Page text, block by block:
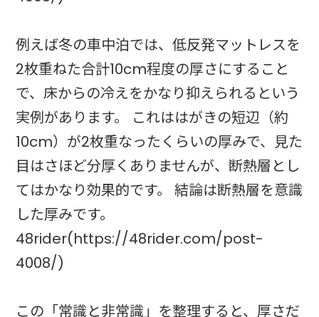
例えば冬の車中泊では、低反発マットレスを
2枚重ねた合計10cm程度の厚さにすること
で、床からの冷えをかなり抑えられるという
実例があります。 これははがきの短辺（約
10cm）が2枚重なったくらいの厚みで、見た
目はさほど分厚くありませんが、断熱層とし
てはかなり効果的です。 結論は断熱層を意識
した厚みです。
48rider(https://48rider.com/post-
4008/)
この「常識と非常識」を整理すると、厚さだ